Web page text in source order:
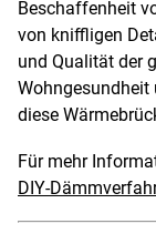
Beschaffenheit
von kniffligen
und Qualität der
diese
Für mehr
DIY-